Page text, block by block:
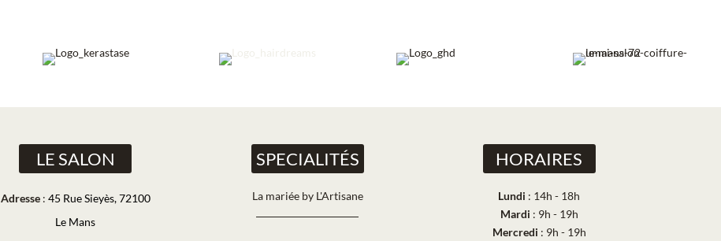
LE SALON
Adresse: 45 Rue Sieyès, 72100
Le Mans
SPECIALITÉS
La mariée by L'Artisane
HORAIRES
Lundi : 14h - 18h
Mardi : 9h - 19h
Mercredi : 9h - 19h